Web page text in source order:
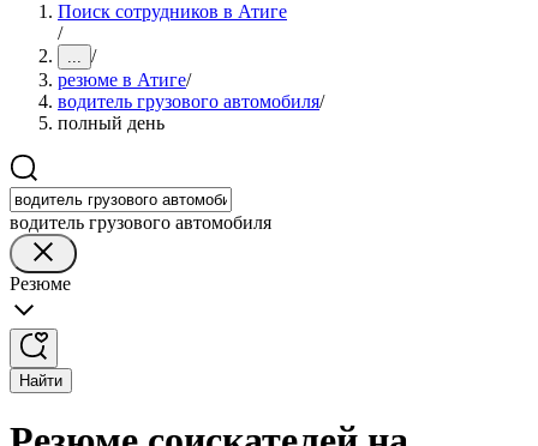
Поиск сотрудников в Атиге
/
... /
резюме в Атиге/
водитель грузового автомобиля/
полный день
водитель грузового автомобиля
Резюме
Найти